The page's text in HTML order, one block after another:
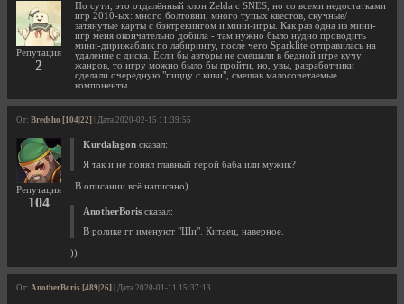
Репутация
2
По сути, это отдалённый клон Zelda с SNES, но со всеми недостатками
игр 2010-ых: много болтовни, много тупых квестов, скучные/
затянутые карты с бэктрекингом и мини-игры. Как раз одна из мини-
игр меня окончательно добила - там нужно было нудно проводить
мини-дирижаблик по лабиринту, после чего Sparklite отправилась на
удаление с диска. Если бы авторы не смешали в бедной игре кучу
жанров, то игру можно было бы пройти, но, увы, разработчики
сделали очередную "пиццу с киви", смешав малосочетаемые
компоненты.
От: Bredsho [104|22] | Дата 2020-02-15 11:39:55
Репутация
104
Kurdalagon сказал:
Я так и не понял главный герой баба или мужик?
В описании всё написано)
AnotherBoris сказал:
В ролике гг именуют "Ши". Китаец, наверное.
))
От: AnotherBoris [489|26] | Дата 2020-01-11 15:37:13